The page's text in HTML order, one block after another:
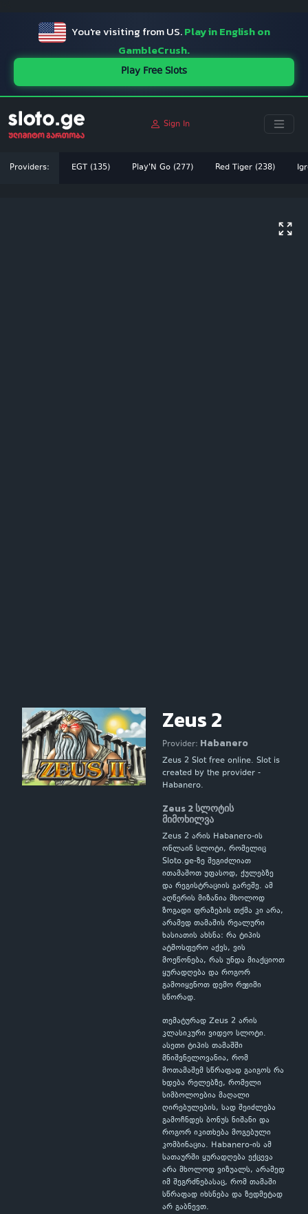
You're visiting from US.Play in English on
GambleCrush.
Play Free Slots
Sign In
Providers: EGT (135) Play'N Go (277) Red Tiger (238)
Zeus 2
Provider: Habanero
Zeus 2 Slot free online. Slot is
created by the provider -
Habanero.
Zeus 2 სლოტის
მიმოხილვა
Zeus 2 არის Habanero-ის
ონლაინ სლოტი, რომელიც
Sloto.ge-ზე შეგიძლიათ
ითამაშოთ უფასოდ, ქულებზე
და რეგისტრაციის გარეშე. ამ
აღწერის მიზანია მხოლოდ
ზოგადი ფრაზების თქმა კი არა,
არამედ თამაშის რეალური
ხასიათის ახსნა: რა ტიპის
ატმოსფერო აქვს, ვის
მოეწონება, რას უნდა მიაქციოთ
ყურადღება და როგორ
გამოიყენოთ დემო რეჟიმი
სწორად.
თემატურად Zeus 2 არის
კლასიკური ვიდეო სლოტი.
ასეთი ტიპის თამაშში
მნიშვნელოვანია, რომ
მოთამაშემ სწრაფად გაიგოს რა
ხდება რელებზე, რომელი
სიმბოლოებია მაღალი
ღირებულების, სად შეიძლება
გამოჩნდეს ბონუს ნიშანი და
როგორ იკითხება მოგებული
კომბინაცია. Habanero-ის ამ
სათაურში ყურადღება ექცევა
არა მხოლოდ ვიზუალს, არამედ
იმ შეგრძნებასაც, რომ თამაში
სწრაფად იხსნება და ზედმეტად
არ გაბნევთ.